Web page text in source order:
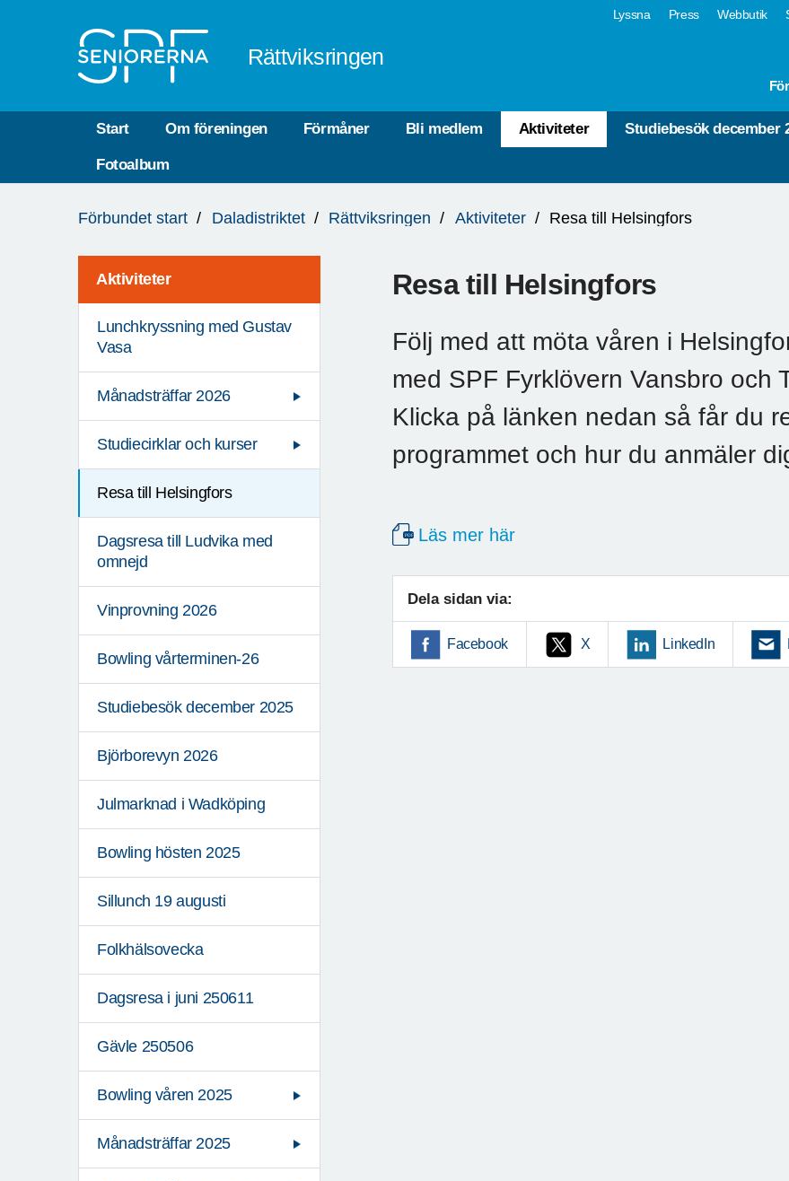
Lyssna Press Webbutik
Rättviksringen
Start Om föreningen Förmåner Bli medlem Aktiviteter Studiebesök december
Fotoalbum
är
Förbundet start Daladistriktet Rättviksringen Aktiviteter Resa till Helsingfors
Aktiviteter
Lunchkryssning med Gustav
Vasa
Månadsträffar 2026
Studiecirklar och kurser
Resa till Helsingfors
Dagsresa till Ludvika med
omnejd
Vinprovning 2026
Bowling vårterminen-26
Studiebesök december 2025
Björborevyn 2026
Julmarknad i Wadköping
Bowling hösten 2025
Sillunch 19 augusti
Folkhälsovecka
Dagsresa i juni 250611
Gävle 250506
Bowling våren 2025
Månadsträffar 2025
Resa till Helsingfors
Följ med att möta våren i
med SPF Fyrklövern Vansbro och
Klicka på länken nedan så får du
programmet och hur du anmäler
Läs mer här
Dela sidan via:
Facebook X LinkedIn